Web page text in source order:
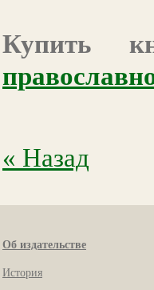
Купить
« Назад
Об издательстве
История